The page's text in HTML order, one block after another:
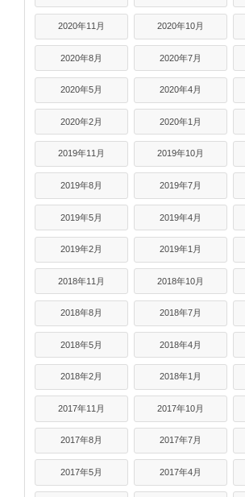
2020年11月 2020年10月
2020年8月 2020年7月
2020年5月 2020年4月
2020年2月 2020年1月
2019年11月 2019年10月
2019年8月 2019年7月
2019年5月 2019年4月
2019年2月 2019年1月
2018年11月 2018年10月
2018年8月 2018年7月
2018年5月 2018年4月
2018年2月 2018年1月
2017年11月 2017年10月
2017年8月 2017年7月
2017年5月 2017年4月